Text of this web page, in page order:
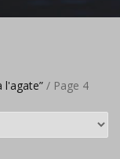
l'agate”/ Page 4